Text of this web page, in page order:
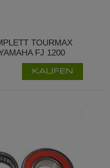
TOURMAX
FJ 1200
KAUFEN